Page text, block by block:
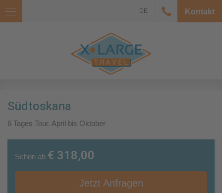
Kontakt
DE
Südtoskana
6 Tages Tour. April bis Oktober
Schon ab € 318,00
Jetzt Anfragen